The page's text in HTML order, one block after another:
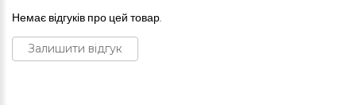
Немає відгуків про цей товар.
Залишити відгук